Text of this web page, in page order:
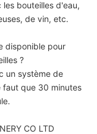
bouteilles d'eau,
de vin, etc.
disponible pour
?
un système de
faut que 30 minutes
CO LTD